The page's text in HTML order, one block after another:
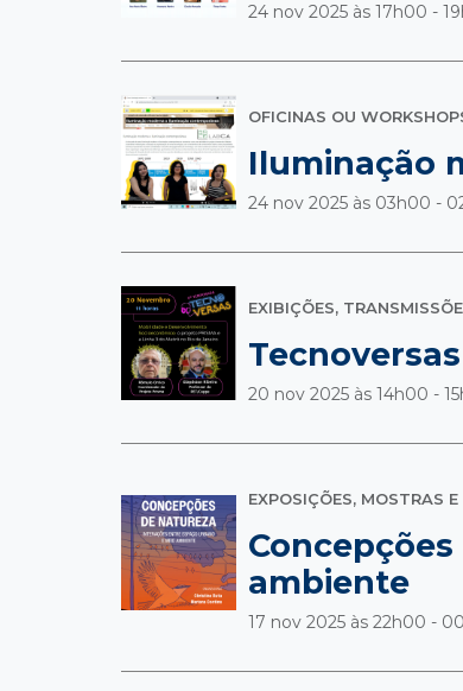
24 nov 2025 às 17h00 -
OFICINAS OU
Iluminação
24 nov 2025 às 03h00 -
EXIBIÇÕES,
20 nov 2025 às 14h00 -
EXPOSIÇÕES, MOSTRAS
ambiente
17 nov 2025 às 22h00 -